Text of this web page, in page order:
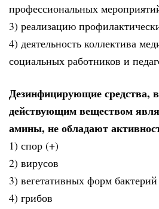
профессиональных
3) реализацию
4) деятельность коллектива
социальных работников и
Дезинфицирующие средства,
действующим веществом
амины, не обладают
1) спор (+)
2) вирусов
3) вегетативных форм бактерий
4) грибов